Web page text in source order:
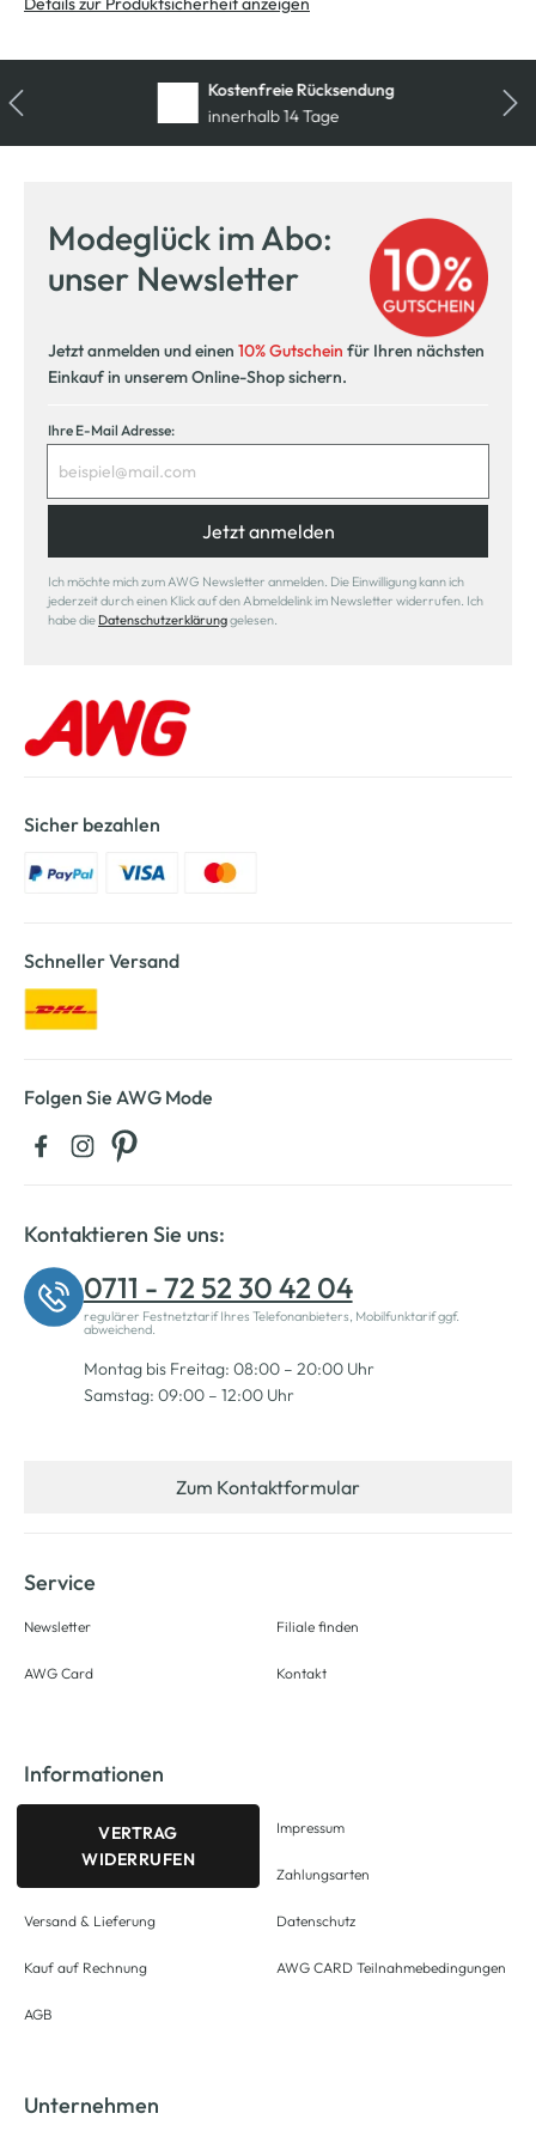
Kostenfreie Rücksendung
innerhalb 14 Tage
Modeglück im Abo:
unser Newsletter
Jetzt anmelden und einen 10% Gutschein für Ihren nächsten
Einkauf in unserem Online-Shop sichern.
Ihre E-Mail Adresse:
Jetzt anmelden
Ich möchte mich zum AWG Newsletter anmelden. Die Einwilligung kann ich
jederzeit durch einen Klick auf den Abmeldelink im Newsletter widerrufen. Ich
habe die Datenschutzerklärunggelesen.
Sicher bezahlen
Schneller Versand
Folgen Sie AWG Mode
Kontaktieren Sie uns:
0711 - 72 52 30 42 04
regulärer Festnetztarif Ihres Telefonanbieters, Mobilfunktarif ggf.
abweichend.
Montag bis Freitag: 08:00 – 20:00 Uhr
Samstag: 09:00 – 12:00 Uhr
Zum Kontaktformular
Service
Newsletter
AWG Card
Filiale finden
Kontakt
Informationen
VERTRAG
WIDERRUFEN
Versand & Lieferung
Kauf auf Rechnung
AGB
Impressum
Zahlungsarten
Datenschutz
AWG CARD Teilnahmebedingungen
Unternehmen